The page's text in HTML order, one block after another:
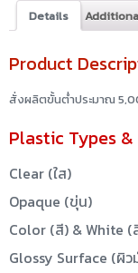
Details
Product
สั่งผลิตขั้นต่ำประมาณ
Plastic Types
Clear (ใส)
Opaque (ขุ่น)
Color (สี) & White (
Glossy Surface (ผิว